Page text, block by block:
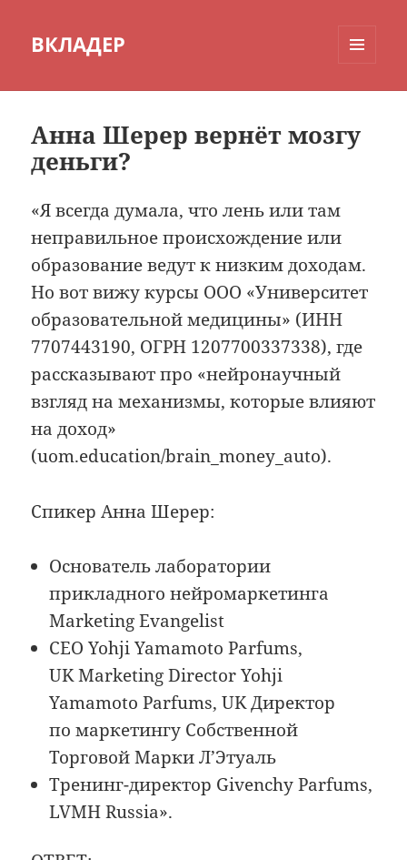
ВКЛАДЕР
Анна Шерер вернёт мозгу
деньги?
«Я всегда думала, что лень или там
неправильное происхождение или
образование ведут к низким доходам.
Но вот вижу курсы ООО «Университет
образовательной медицины» (ИНН
7707443190, ОГРН 1207700337338), где
рассказывают про «нейронаучный
взгляд на механизмы, которые влияют
на доход»
(uom.education/brain_money_auto).
Спикер Анна Шерер:
Основатель лаборатории
прикладного нейромаркетинга
Marketing Evangelist
CEO Yohji Yamamoto Parfums,
UK Marketing Director Yohji
Yamamoto Parfums, UK Директор
по маркетингу Собственной
Торговой Марки Л’Этуаль
Тренинг-директор Givenchy Parfums,
LVMH Russia».